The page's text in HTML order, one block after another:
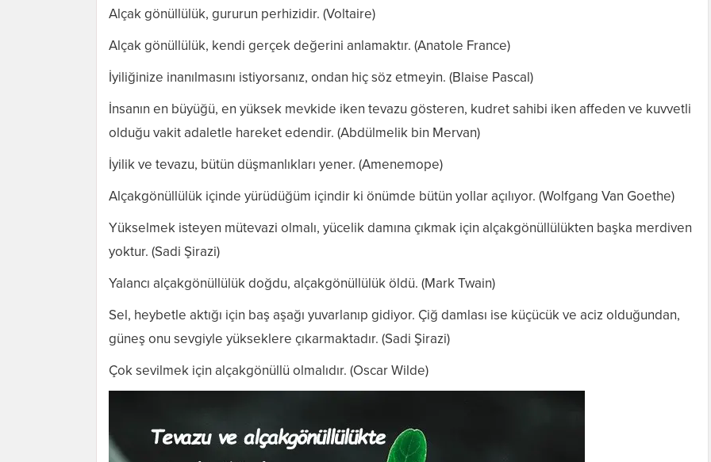
Alçak gönüllülük, gururun perhizidir. (Voltaire)
Alçak gönüllülük, kendi gerçek değerini anlamaktır. (Anatole France)
İyiliğinize inanılmasını istiyorsanız, ondan hiç söz etmeyin. (Blaise Pascal)
İnsanın en büyüğü, en yüksek mevkide iken tevazu gösteren, kudret sahibi iken affeden ve kuvvetli
olduğu vakit adaletle hareket edendir. (Abdülmelik bin Mervan)
İyilik ve tevazu, bütün düşmanlıkları yener. (Amenemope)
Alçakgönüllülük içinde yürüdüğüm içindir ki önümde bütün yollar açılıyor. (Wolfgang Van Goethe)
Yükselmek isteyen mütevazi olmalı, yücelik damına çıkmak için alçakgönüllülükten başka merdiven
yoktur. (Sadi Şirazi)
Yalancı alçakgönüllülük doğdu, alçakgönüllülük öldü. (Mark Twain)
Sel, heybetle aktığı için baş aşağı yuvarlanıp gidiyor. Çiğ damlası ise küçücük ve aciz olduğundan,
güneş onu sevgiyle yükseklere çıkarmaktadır. (Sadi Şirazi)
Çok sevilmek için alçakgönüllü olmalıdır. (Oscar Wilde)